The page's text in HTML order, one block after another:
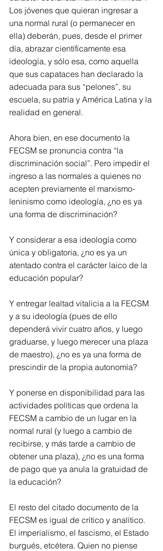
Los jóvenes que quieran ingresar a
una normal rural (o permanecer en
ella) deberán, pues, desde el primer
día, abrazar científicamente esa
ideología, y sólo esa, como aquella
que sus capataces han declarado la
adecuada para sus “pelones”, su
escuela, su patria y América Latina y la
realidad en general.
Ahora bien, en ese documento la
FECSM se pronuncia contra “la
discriminación social”. Pero impedir el
ingreso a las normales a quienes no
acepten previamente el marxismo-
leninismo como ideología, ¿no es ya
una forma de discriminación?
Y considerar a esa ideología como
única y obligatoria, ¿no es ya un
atentado contra el carácter laico de la
educación popular?
Y entregar lealtad vitalicia a la FECSM
y a su ideología (pues de ello
dependerá vivir cuatro años, y luego
graduarse, y luego merecer una plaza
de maestro), ¿no es ya una forma de
prescindir de la propia autonomía?
Y ponerse en disponibilidad para las
actividades políticas que ordena la
FECSM a cambio de un lugar en la
normal rural (y luego a cambio de
recibirse, y más tarde a cambio de
obtener una plaza), ¿no es una forma
de pago que ya anula la gratuidad de
la educación?
El resto del citado documento de la
FECSM es igual de crítico y analítico.
El imperialismo, el fascismo, el Estado
burgués, etcétera. Quien no piense